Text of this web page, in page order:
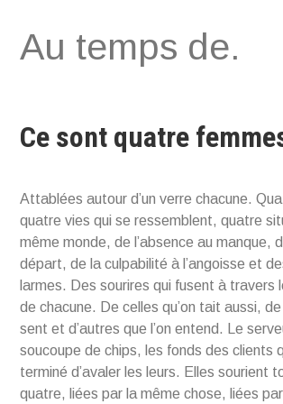
au
Au temps de.
Ce sont quatre
Attablées autour d’un verre chacune.
quatre vies qui se ressemblent, quatre
même monde, de l’absence au manque,
départ, de la culpabilité à l’angoisse et
larmes. Des sourires qui fusent à travers
de chacune. De celles qu’on tait aussi, de
sent et d’autres que l’on entend. Le
soucoupe de chips, les fonds des clients
terminé d’avaler les leurs. Elles sourient
quatre, liées par la même chose, liées